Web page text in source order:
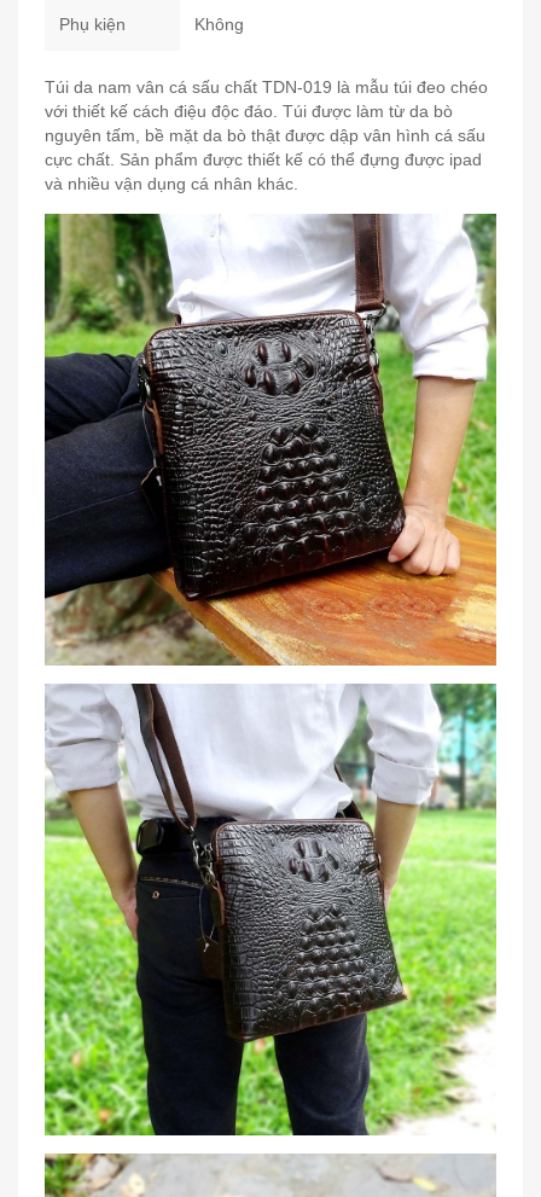
Phụ kiện Không
Túi da nam vân cá sấu chất TDN-019 là mẫu túi đeo chéo
với thiết kế cách điệu độc đáo. Túi được làm từ da bò
nguyên tấm, bề mặt da bò thật được dập vân hình cá sấu
cực chất. Sản phẩm được thiết kế có thể đựng được ipad
và nhiều vận dụng cá nhân khác.